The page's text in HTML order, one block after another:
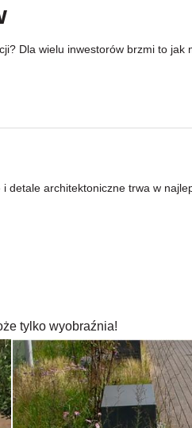
Dla wielu inwestorów brzmi to jak
architektoniczne trwa w
tylko wyobraźnia!